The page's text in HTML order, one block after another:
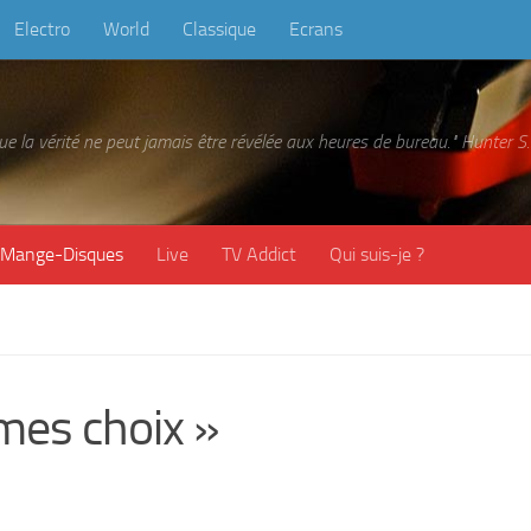
Electro World Classique Ecrans
la vérité ne peut jamais être révélée aux heures de bureau." Hunter
Mange-Disques Live TV Addict Qui suis-je ?
choix »